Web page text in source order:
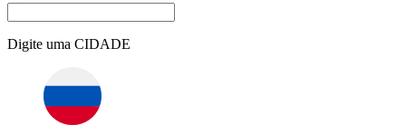
Digite uma CIDADE